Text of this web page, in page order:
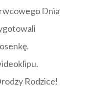
Dnia
Rodzice!